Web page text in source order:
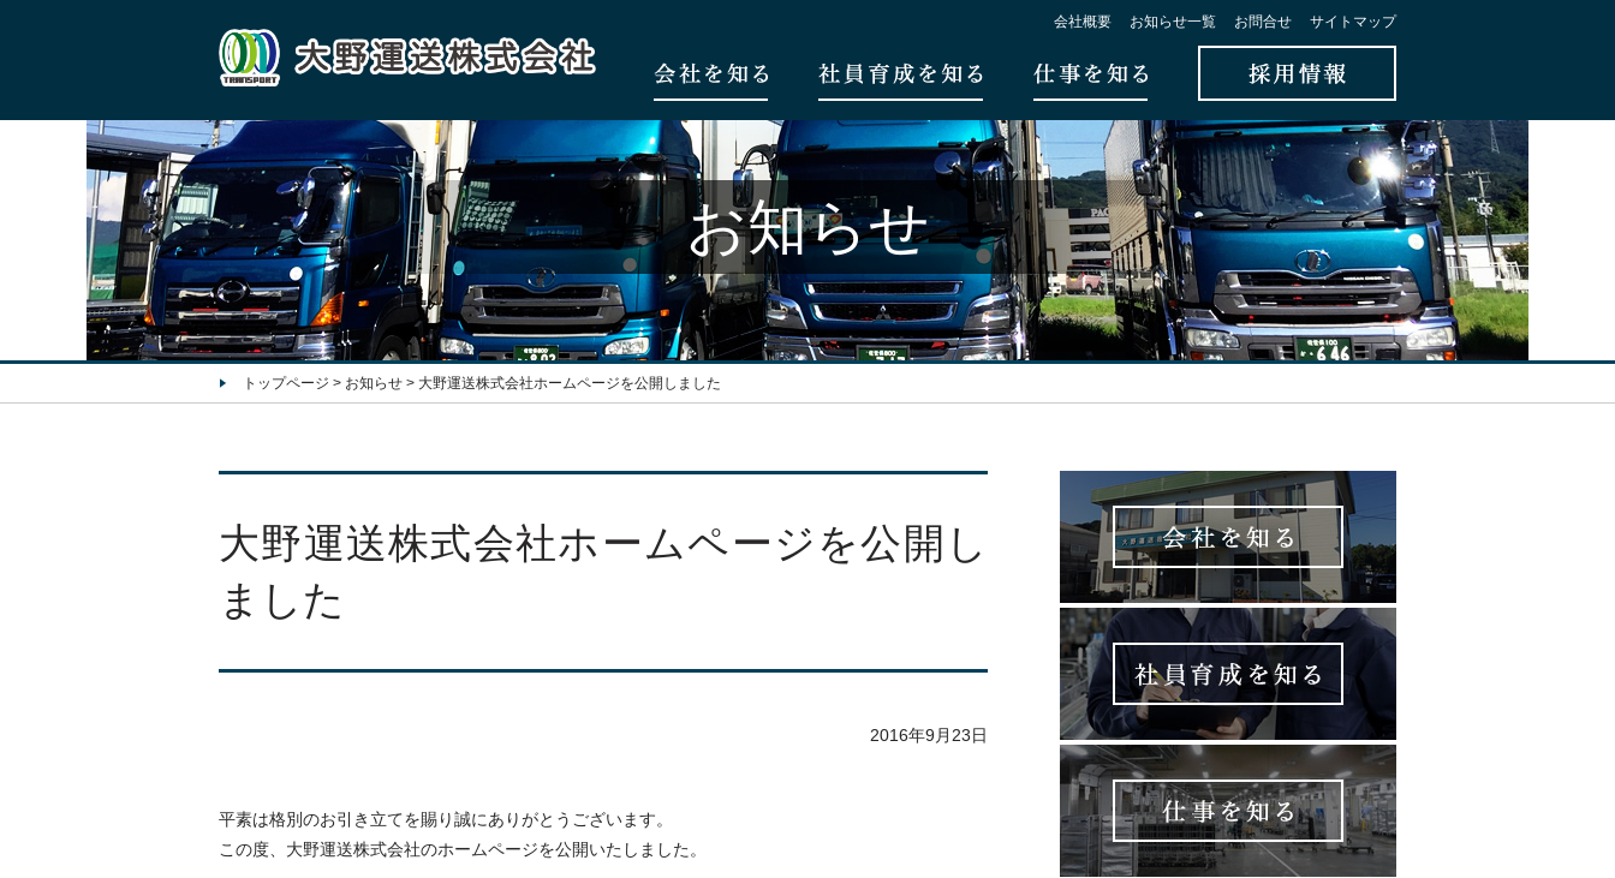
会社概要 お知らせ一覧 お問合せ サイトマップ
お知らせ
トップページ > お知らせ > 大野運送株式会社ホームページを公開しました
大野運送株式会社ホームページを公開し
ました
2016年9月23日
平素は格別のお引き立てを賜り誠にありがとうございます。
この度、大野運送株式会社のホームページを公開いたしました。